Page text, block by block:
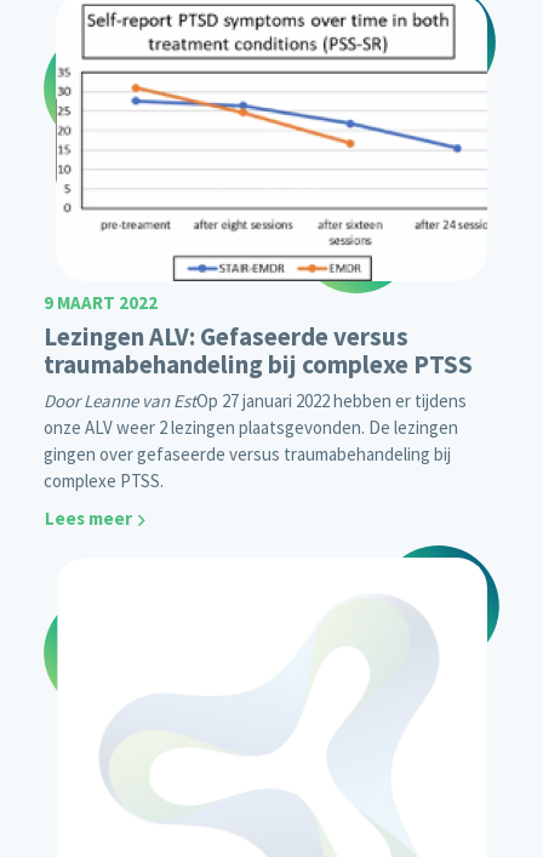
9 MAART 2022
Lezingen ALV: Gefaseerde versus
traumabehandeling bij complexe PTSS
Door Leanne van EstOp 27 januari 2022 hebben er tijdens
onze ALV weer 2 lezingen plaatsgevonden. De lezingen
gingen over gefaseerde versus traumabehandeling bij
complexe PTSS.
Lees meer